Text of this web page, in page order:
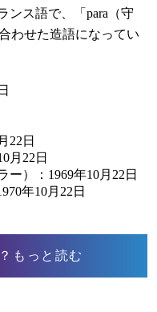
ンス語で、「para（守
わせた造語になってい
22日
月22日
）：1969年10月22日
年10月22日
もっと読む